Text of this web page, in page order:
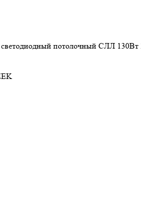
светодиодный потолочный СЛЛ